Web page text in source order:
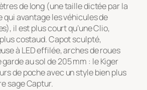
de long (une taille dictée par la
avantage les véhicules de
il est plus court qu’une Clio,
costaud. Capot sculpté,
à LED effilée, arches de roues
au sol de 205 mm : le Kiger
de poche avec un style bien plus
sage Captur.